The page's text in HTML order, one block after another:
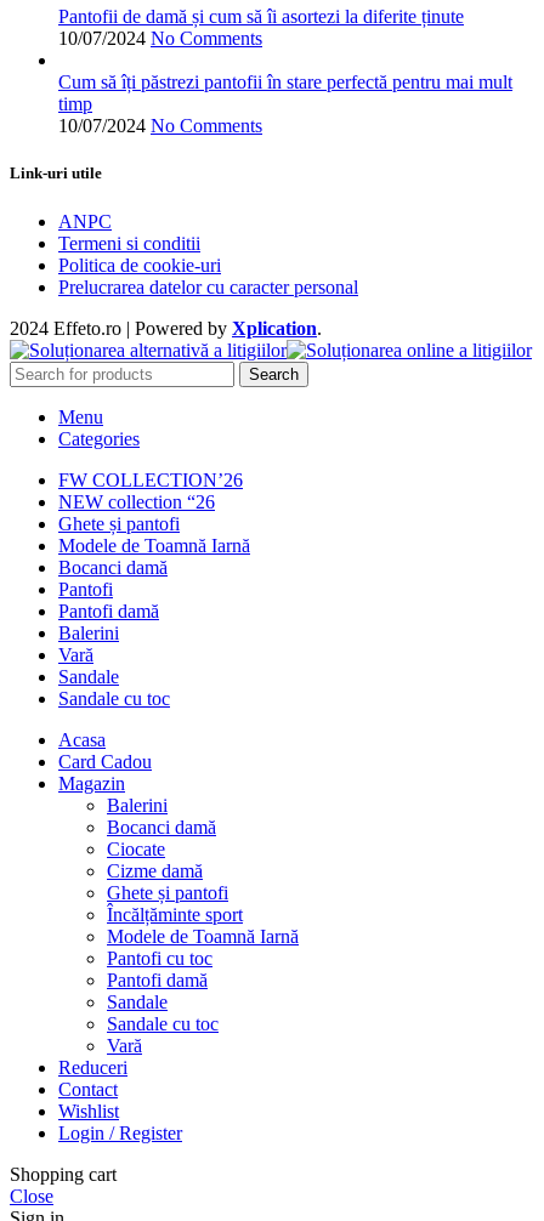
produsului.
Pantofii de damă și cum să îi asortezi la diferite ținute
10/07/2024 No Comments
Cum să îți păstrezi pantofii în stare perfectă pentru mai mult
timp
10/07/2024 No Comments
Link-uri utile
ANPC
Termeni si conditii
Politica de cookie-uri
Prelucrarea datelor cu caracter personal
2024 Effeto.ro | Powered by Xplication.
Search
Menu
Categories
FW COLLECTION’26
NEW collection “26
Ghete și pantofi
Modele de Toamnă Iarnă
Bocanci damă
Pantofi
Pantofi damă
Balerini
Vară
Sandale
Sandale cu toc
Acasa
Card Cadou
Magazin
Balerini
Bocanci damă
Ciocate
Cizme damă
Ghete și pantofi
Încălțăminte sport
Modele de Toamnă Iarnă
Pantofi cu toc
Pantofi damă
Sandale
Sandale cu toc
Vară
Reduceri
Contact
Wishlist
Login / Register
Shopping cart
Close